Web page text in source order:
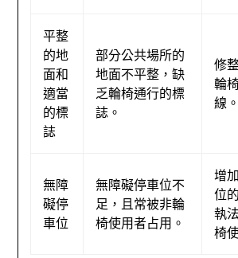
平整
的地
面和
適當
的標
誌
部分公共場所的
地面不平整，缺
乏輪椅通行的標
誌。
修
輪
線。
無障
礙停
車位
無障礙停車位不
足，且常被非輪
椅使用者占用。
增
位
執
椅